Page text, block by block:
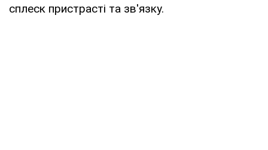
сплеск пристрасті та зв'язку.